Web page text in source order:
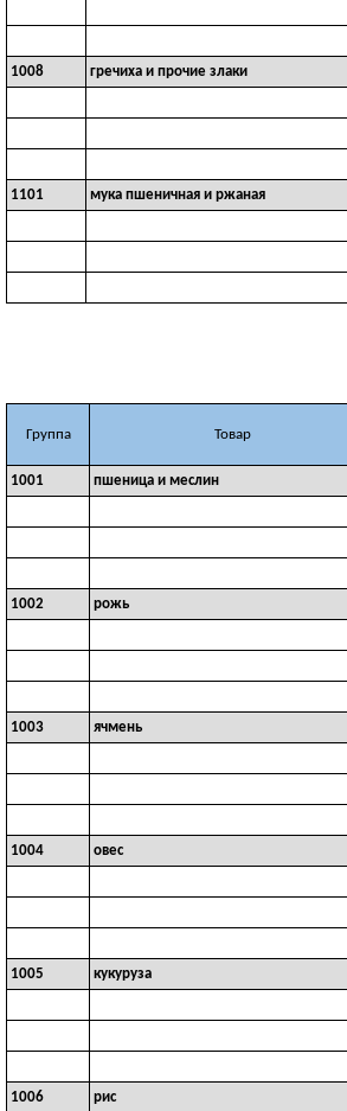
1008
гречиха и прочие злаки
1101
мука пшеничная и ржаная
Группа Товар
1001 пшеница и меслин
1002
рожь
1003
ячмень
1004
овес
1005
кукуруза
1006
рис